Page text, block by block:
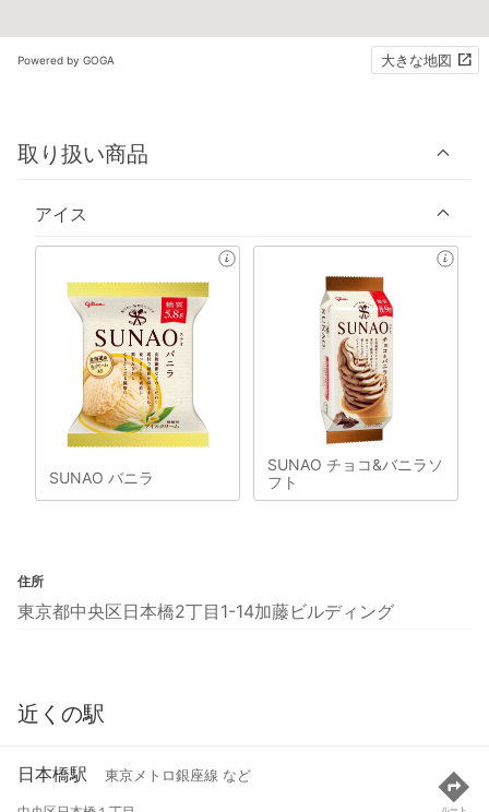
Powered by GOGA 大きな地図
取り扱い商品
アイス
SUNAO バニラ
SUNAO チョコ&バニラソ
フト
住所
東京都中央区日本橋2丁目1-14加藤ビルディング
近くの駅
日本橋駅 東京メトロ銀座線 など
ルート